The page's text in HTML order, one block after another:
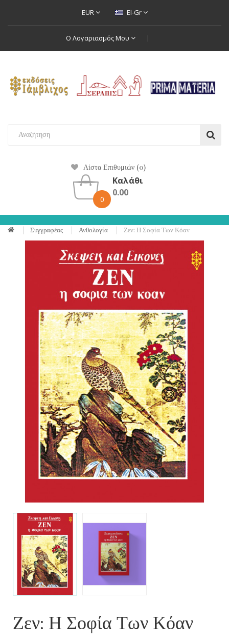
EUR El-Gr
Ο Λογαριασμός Μου
Λίστα Επιθυμιών (0)
0
Καλάθι
0.00
Συγγραφέας Ανθολογία Ζεν: Η Σοφία Των Κόαν
Ζεν: Η Σοφία Των Κόαν